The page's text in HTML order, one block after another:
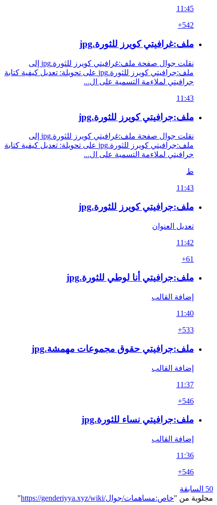
11:45
+542
ملف:غرافيتي كويرز للثورة.jpg
نقلت جوال صفحة ملف:غرافيتي كويرز للثورة.jpg إلى
ملف:جرافيتي كويرز للثورة.jpg على تحويلة: تعديل كيفية كتابة
جرافيتي لملاءمة التسمية على ال...
11:43
ملف:جرافيتي كويرز للثورة.jpg
نقلت جوال صفحة ملف:غرافيتي كويرز للثورة.jpg إلى
ملف:جرافيتي كويرز للثورة.jpg على تحويلة: تعديل كيفية كتابة
جرافيتي لملاءمة التسمية على ال...
ط
11:43
ملف:جرافيتي كويرز للثورة.jpg
تعديل العنوان
11:42
+61
ملف:جرافيتي أنا لوطي للثورة.jpg
إضافة القالب
11:40
+533
ملف:جرافيتي حقوق مجموعات مهمشة.jpg
إضافة القالب
11:37
+546
ملف:جرافيتي نساء للثورة.jpg
إضافة القالب
11:36
+546
50 السابقة
مجلوبة من "https://genderiyya.xyz/wiki/خاص:مساهمات/جوال "